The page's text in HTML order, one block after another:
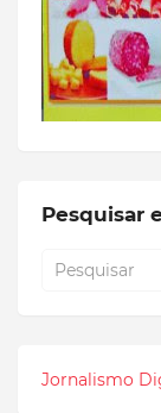
Pesquisar
Jornalismo